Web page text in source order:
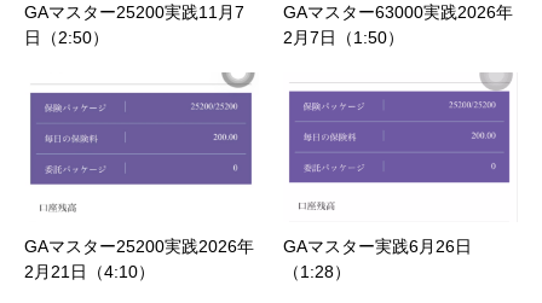
GAマスター25200実践11月7
日（2:50）
GAマスター63000実践2026年
2月7日（1:50）
GAマスター25200実践2026年
2月21日（4:10）
GAマスター実践6月26日
（1:28）